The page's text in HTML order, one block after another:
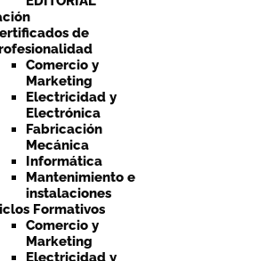
de
Comercio y
Marketing
Electricidad y
Electrónica
Fabricación
Mecánica
Informática
Mantenimiento e
instalaciones
Formativos
Comercio y
Marketing
Electricidad y